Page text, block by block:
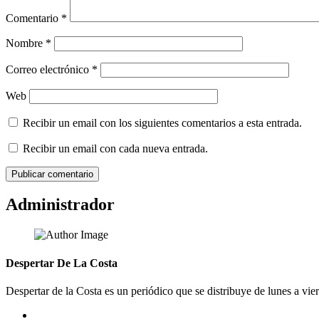
Comentario *
Nombre *
Correo electrónico *
Web
Recibir un email con los siguientes comentarios a esta entrada.
Recibir un email con cada nueva entrada.
Administrador
Despertar De La Costa
Despertar de la Costa es un periódico que se distribuye de lunes a